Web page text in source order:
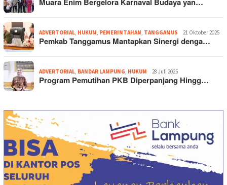
ADVERTORIAL HUKUM PEMERINTAHAN TANGGAMUS 21 Oktober 2025
Pemkab Tanggamus Mantapkan Sinergi denga…
ADVERTORIAL BANDAR LAMPUNG HUKUM 28 Juli 2025
Program Pemutihan PKB Diperpanjang Hingg…